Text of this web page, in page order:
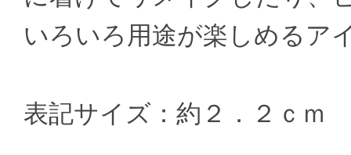
いろいろ用途が楽しめるア
表記サイズ：約２．２ｃｍ